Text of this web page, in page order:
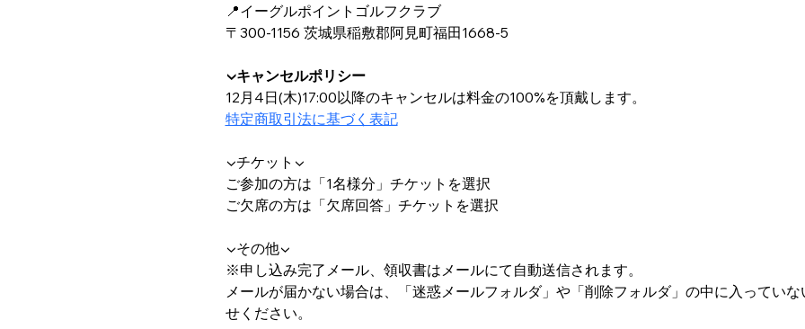
📍イーグルポイントゴルフクラブ
〒300-1156 茨城県稲敷郡阿見町福田1668-5
▼キャンセルポリシー
12月4日(木)17:00以降のキャンセルは料金の100%を頂戴します。
特定商取引法に基づく表記
▼チケット▼
ご参加の方は「1名様分」チケットを選択
ご欠席の方は「欠席回答」チケットを選択
▼その他▼
※申し込み完了メール、領収書はメールにて自動送信されます。
メールが届かない場合は、「迷惑メールフォルダ」や「削除フォルダ」の中に入ってい
せください。